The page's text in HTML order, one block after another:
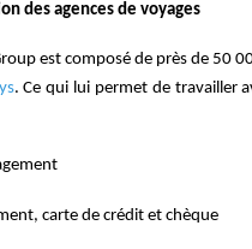
des agences de voyages
est composé de près de 50
. Ce qui lui permet de travailler
carte de crédit et chèque